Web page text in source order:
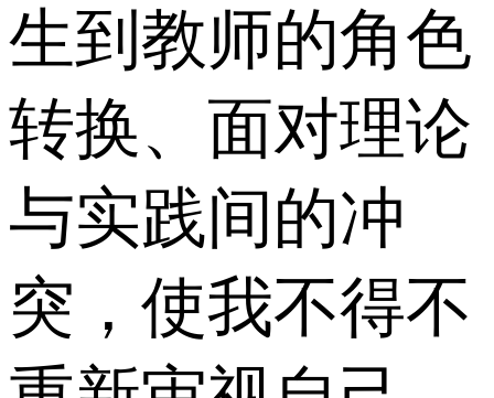
生到教师的角色
转换、面对理论
与实践间的冲
突，使我不得不